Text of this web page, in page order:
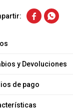
 
y Devoluciones
de pago